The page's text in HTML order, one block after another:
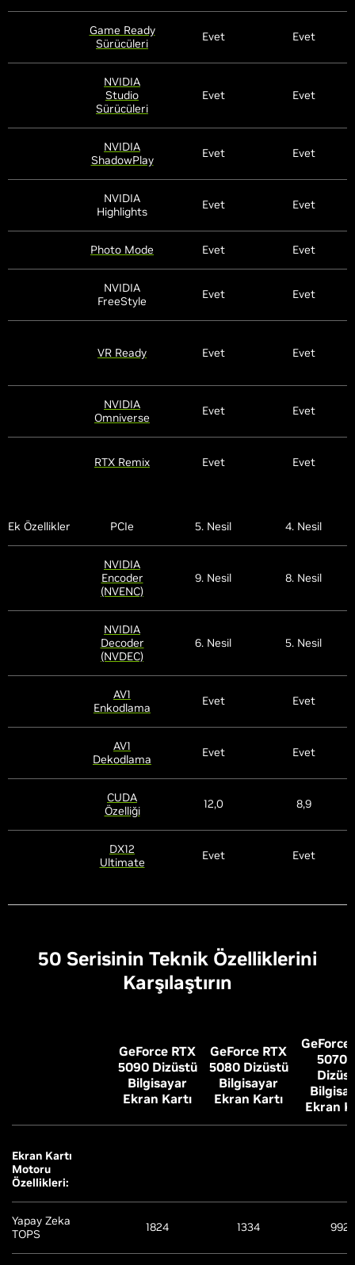
Game Ready
Sürücüleri
Evet Evet
NVIDIA
Studio
Sürücüleri
Evet Evet
NVIDIA
ShadowPlay
Evet Evet
NVIDIA
Highlights
Evet Evet
Photo Mode Evet Evet
NVIDIA
FreeStyle
Evet Evet
VR Ready Evet Evet
NVIDIA
Omniverse
Evet Evet
RTX Remix Evet Evet
Ek Özellikler PCIe 5. Nesil 4. Nesil
NVIDIA
Encoder
(NVENC)
9. Nesil 8. Nesil
NVIDIA
Decoder
(NVDEC)
6. Nesil 5. Nesil
AV1
Enkodlama
Evet Evet
AV1
Dekodlama
Evet Evet
CUDA
Özelliği
12,0 8,9
DX12
Ultimate
Evet Evet
50 Serisinin Teknik Özelliklerini
Karşılaştırın
GeForce RTX
5090 Dizüstü
Bilgisayar
Ekran Kartı
GeForce RTX
5080 Dizüstü
Bilgisayar
Ekran Kartı
GeForce
5070
Ekran
Ekran Kartı
Motoru
Özellikleri:
Yapay Zeka
TOPS
1824 1334 992